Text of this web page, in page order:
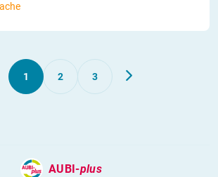
1 2 3
AUBI-plus